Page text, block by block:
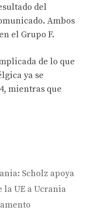
del
Ambos
el Grupo F.
de lo que
ya se
mientras que
Scholz apoya
UE a Ucrania